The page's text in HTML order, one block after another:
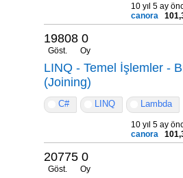
10 yıl 5 ay
canora
19808
Göst.
0
Oy
LINQ - Temel İşlemler -
(Joining)
C# LINQ Lambda
10 yıl 5 ay
canora
20775
Göst.
0
Oy